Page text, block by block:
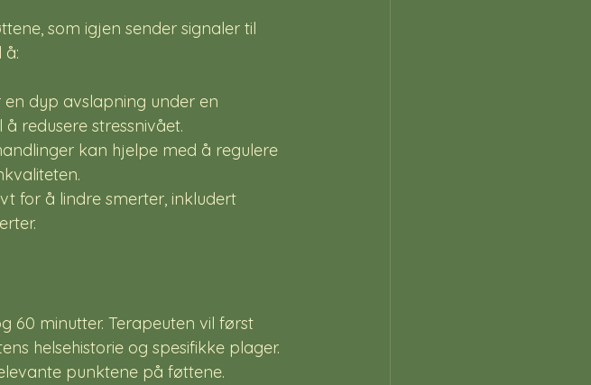
som igjen sender signaler til
å:
dyp avslapning under en
redusere stressnivået.
kan hjelpe med å regulere
for å lindre smerter, inkludert
60 minutter. Terapeuten vil først
helsehistorie og spesifikke plager.
punktene på føttene.